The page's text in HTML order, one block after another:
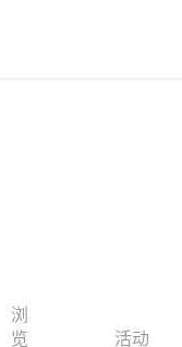
浏
览
活动